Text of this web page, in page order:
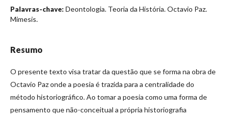
Palavras-chave: Deontologia. Teoria da História. Octavio Paz.
Mimesis.
Resumo
O presente texto visa tratar da questão que se forma na obra de
Octavio Paz onde a poesia é trazida para a centralidade do
método historiográfico. Ao tomar a poesia como uma forma de
pensamento que não-conceitual a própria historiografia